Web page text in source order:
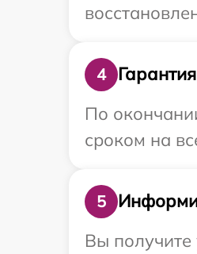
4
Гарантия
По
сроком на
5
Вы получите